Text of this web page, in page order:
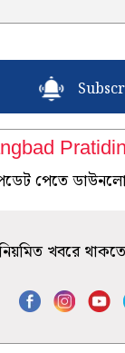
পেতে
খবরে